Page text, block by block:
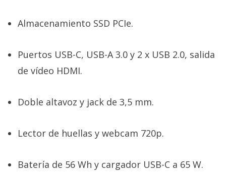
Almacenamiento SSD PCIe.
Puertos USB-C, USB-A 3.0 y 2 x USB 2.0, salida
de vídeo HDMI.
Doble altavoz y jack de 3,5 mm.
Lector de huellas y webcam 720p.
Batería de 56 Wh y cargador USB-C a 65 W.